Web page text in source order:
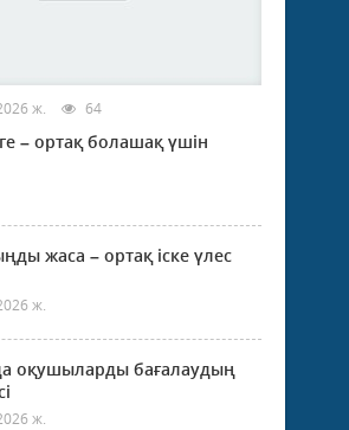
ж. 64
– ортақ болашақ үшін
жаса – ортақ іске үлес
ж.
оқушыларды бағалаудың
ж.